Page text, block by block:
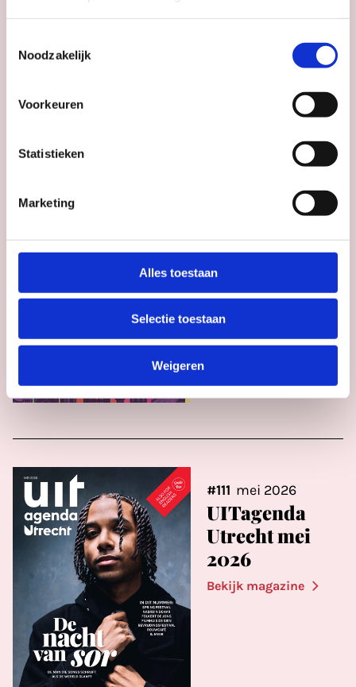
Noodzakelijk
Voorkeuren
Statistieken
Marketing
Alles toestaan
Selectie toestaan
Weigeren
UITagenda
Utrecht juni
2026
juni 2026
UITagenda
Utrecht mei
2026
#111 mei 2026
Bekijk magazine